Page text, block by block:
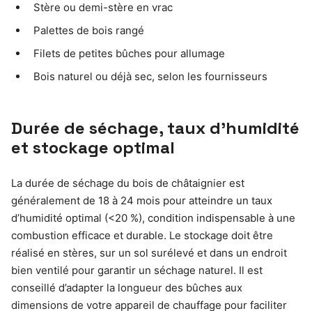
Stère ou demi-stère en vrac
Palettes de bois rangé
Filets de petites bûches pour allumage
Bois naturel ou déjà sec, selon les fournisseurs
Durée de séchage, taux d’humidité
et stockage optimal
La durée de séchage du bois de châtaignier est
généralement de 18 à 24 mois pour atteindre un taux
d’humidité optimal (<20 %), condition indispensable à une
combustion efficace et durable. Le stockage doit être
réalisé en stères, sur un sol surélevé et dans un endroit
bien ventilé pour garantir un séchage naturel. Il est
conseillé d’adapter la longueur des bûches aux
dimensions de votre appareil de chauffage pour faciliter